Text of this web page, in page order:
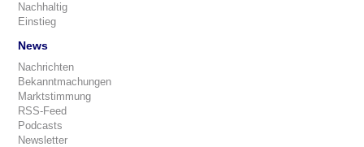
Nachhaltig
Einstieg
News
Nachrichten
Bekanntmachungen
Marktstimmung
RSS-Feed
Podcasts
Newsletter